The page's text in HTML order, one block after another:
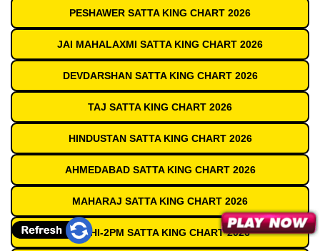
PESHAWER SATTA KING CHART 2026
JAI MAHALAXMI SATTA KING CHART 2026
DEVDARSHAN SATTA KING CHART 2026
TAJ SATTA KING CHART 2026
HINDUSTAN SATTA KING CHART 2026
AHMEDABAD SATTA KING CHART 2026
MAHARAJ SATTA KING CHART 2026
DELHI-2PM SATTA KING CHART 2026